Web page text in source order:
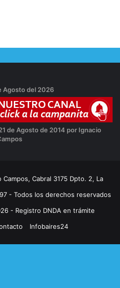
Agosto del 2026
de Agosto de 2014 por Ignacio
Cabral 3175 Dpto. 2, La
- Todos los derechos reservados
- Registro DNDA en trámite
Infobaires24